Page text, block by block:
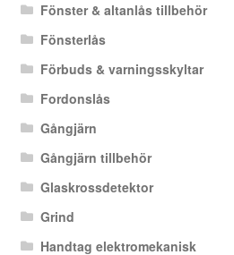
Fönster & altanlås tillbehör
Fönsterlås
Förbuds & varningsskyltar
Fordonslås
Gångjärn
Gångjärn tillbehör
Glaskrossdetektor
Grind
Handtag elektromekanisk